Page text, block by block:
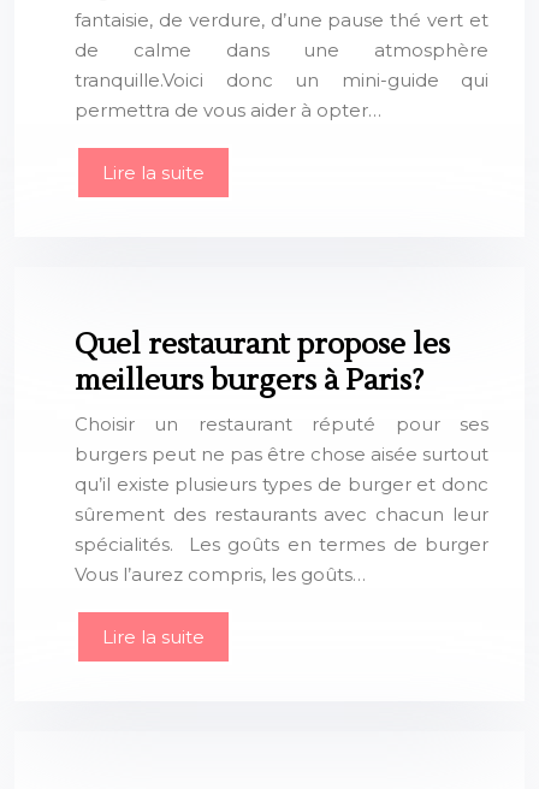
fantaisie, de verdure, d’une pause thé vert et
de calme dans une atmosphère
tranquille.Voici donc un mini-guide qui
permettra de vous aider à opter…
Lire la suite
Quel restaurant propose les
meilleurs burgers à Paris?
Choisir un restaurant réputé pour ses
burgers peut ne pas être chose aisée surtout
qu’il existe plusieurs types de burger et donc
sûrement des restaurants avec chacun leur
spécialités. Les goûts en termes de burger
Vous l’aurez compris, les goûts…
Lire la suite